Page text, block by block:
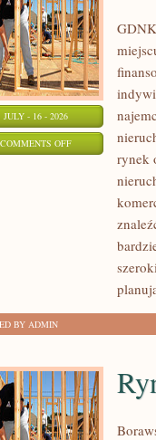
JULY - 16 - 2026
COMMENTS OFFON
PIERWSZEJ
NIERUCHOMOŚCI
rynek
BY ADMIN